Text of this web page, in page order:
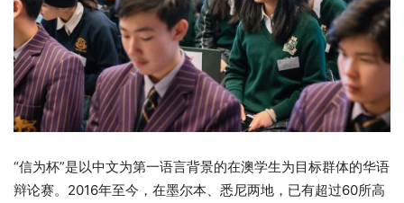
“信为杯”是以中文为第一语言背景的在澳学生为目标群体的华语
辩论赛。2016年至今，在墨尔本、悉尼两地，已有超过60所高